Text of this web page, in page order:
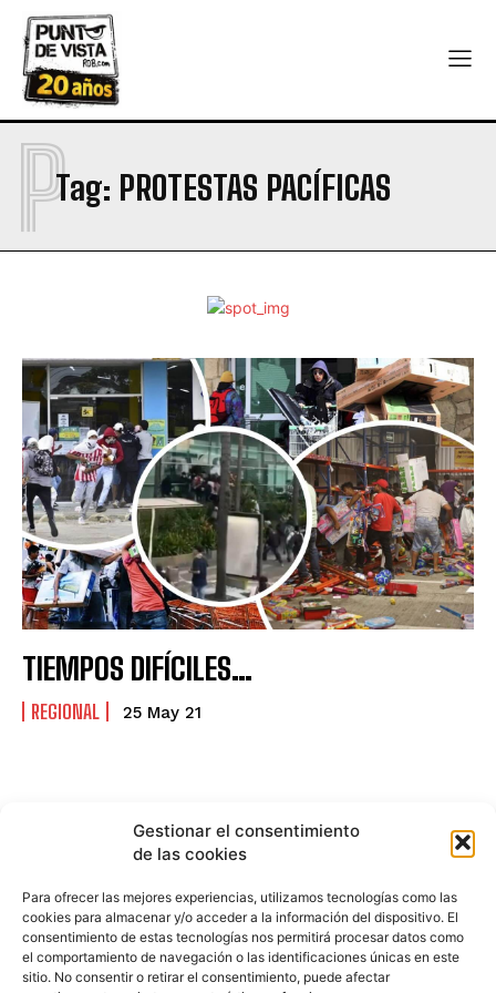
Gestionar el consentimiento
de las cookies
Para ofrecer las mejores experiencias, utilizamos tecnologías como las
cookies para almacenar y/o acceder a la información del dispositivo. El
consentimiento de estas tecnologías nos permitirá procesar datos como
el comportamiento de navegación o las identificaciones únicas en este
sitio. No consentir o retirar el consentimiento, puede afectar
Tag: PROTESTAS PACÍFICAS
P
TIEMPOS DIFÍCILES…
REGIONAL 25 May 21